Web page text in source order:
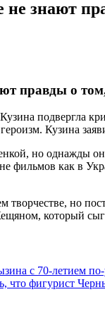
не знают
правды о
подвергла
Кузина
но однажды
фильмов как в
творчестве, но
который
с 70-летием
фигурист